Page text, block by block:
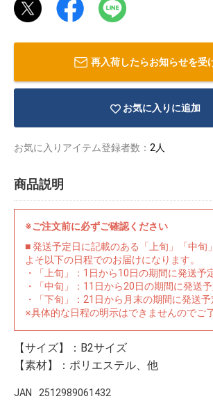
再入荷したらお知らせを受
お気に入りに追加
お気に入りアイテム登録者数： 2人
商品説明
※ご注文前に必ずご確認ください
■ 発送予定日に記載のある「上旬」「中旬
よそ以下の日程でのお届けになります。
・「上旬」：1日から10日の期間に発送予
・「中旬」：11日から20日の期間に発送
・「下旬」：21日から月末の期間に発送予
※具体的な日程の明示はできませんのでご
【サイズ】：B2サイズ
【素材】：ポリエステル、他
JAN 2512989061432
イラストレ
ーター
アダルトグ
ッズ